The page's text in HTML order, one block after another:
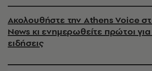
Ακολουθήστε την Athens Voice
News κι ενημερωθείτε πρώτοι για
ειδήσεις